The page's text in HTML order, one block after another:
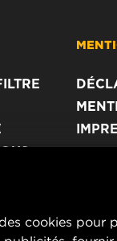
cookies pour